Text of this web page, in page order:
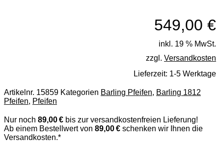
549,00 €
inkl. 19 % MwSt.
zzgl. Versandkosten
Lieferzeit: 1-5 Werktage
Artikelnr. 15859 Kategorien Barling Pfeifen, Barling 1812
Pfeifen, Pfeifen
Nur noch 89,00 € bis zur versandkostenfreien Lieferung!
Ab einem Bestellwert von 89,00 € schenken wir Ihnen die
Versandkosten.*